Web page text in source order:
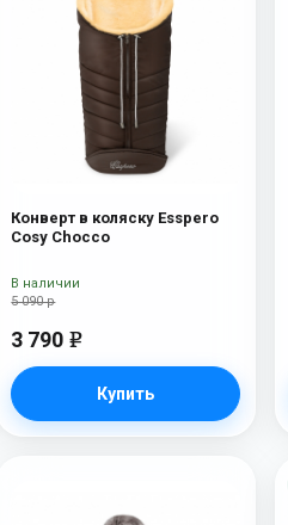
Конверт в коляску Esspero
Cosy Chocco
5 090 р
3 790 e
Купить
В наличии